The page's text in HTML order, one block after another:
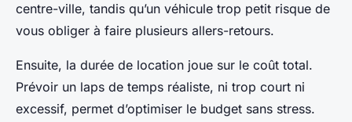
centre-ville, tandis qu’un véhicule trop petit risque de
vous obliger à faire plusieurs allers-retours.
Ensuite, la durée de location joue sur le coût total.
Prévoir un laps de temps réaliste, ni trop court ni
excessif, permet d’optimiser le budget sans stress.